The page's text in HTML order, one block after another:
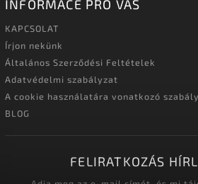
INFORMACE PRO VÁS
KAPCSOLAT
Írjon nekünk
Általános Szerződési Feltételek
Adatvédelmi szabályzat
A cookie használatára vonatkozó
BLOG
FELIRATKOZÁS